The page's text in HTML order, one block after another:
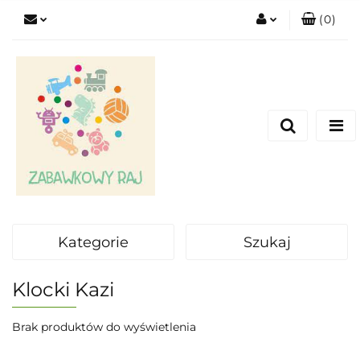
(0)
Kategorie Szukaj
Klocki Kazi
Brak produktów do wyświetlenia